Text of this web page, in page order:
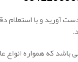
آورید و با
که همواره انواع